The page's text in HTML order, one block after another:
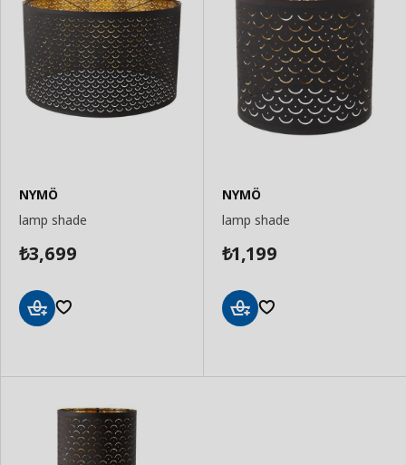
NYMÖ
lamp shade
₺3,699
NYMÖ
lamp shade
₺1,199